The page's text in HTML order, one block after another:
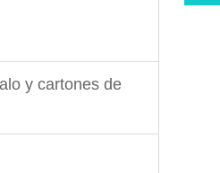
y cartones de